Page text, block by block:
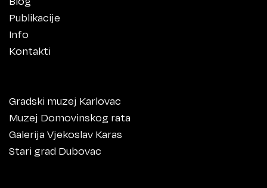
Publikacije
Info
Kontakti
Gradski muzej Karlovac
Muzej Domovinskog rata
Galerija Vjekoslav Karas
Stari grad Dubovac